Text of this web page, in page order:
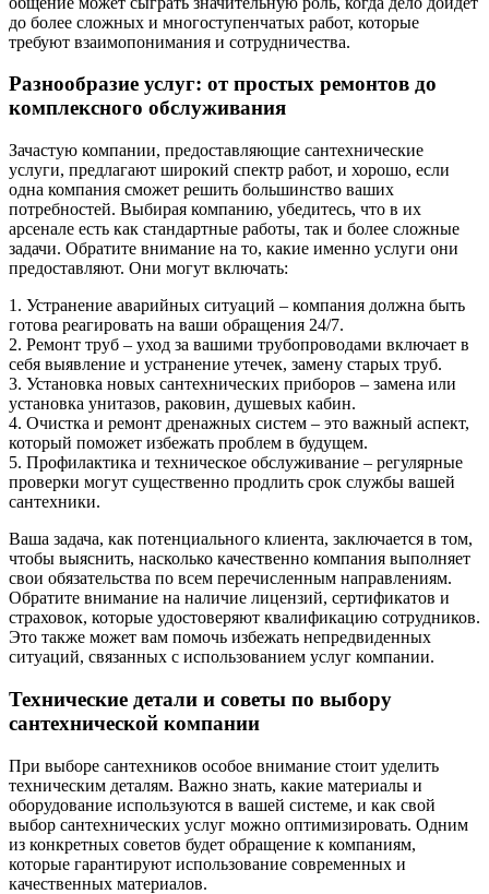
до более сложных и многоступенчатых работ, которые
требуют взаимопонимания и сотрудничества.
Разнообразие услуг: от простых ремонтов до
комплексного обслуживания
Зачастую компании, предоставляющие сантехнические
услуги, предлагают широкий спектр работ, и хорошо, если
одна компания сможет решить большинство ваших
потребностей. Выбирая компанию, убедитесь, что в их
арсенале есть как стандартные работы, так и более сложные
задачи. Обратите внимание на то, какие именно услуги они
предоставляют. Они могут включать:
1. Устранение аварийных ситуаций – компания должна быть
готова реагировать на ваши обращения 24/7.
2. Ремонт труб – уход за вашими трубопроводами включает в
себя выявление и устранение утечек, замену старых труб.
3. Установка новых сантехнических приборов – замена или
установка унитазов, раковин, душевых кабин.
4. Очистка и ремонт дренажных систем – это важный аспект,
который поможет избежать проблем в будущем.
5. Профилактика и техническое обслуживание – регулярные
проверки могут существенно продлить срок службы вашей
сантехники.
Ваша задача, как потенциального клиента, заключается в том,
чтобы выяснить, насколько качественно компания выполняет
свои обязательства по всем перечисленным направлениям.
Обратите внимание на наличие лицензий, сертификатов и
страховок, которые удостоверяют квалификацию сотрудников.
Это также может вам помочь избежать непредвиденных
ситуаций, связанных с использованием услуг компании.
Технические детали и советы по выбору
сантехнической компании
При выборе сантехников особое внимание стоит уделить
техническим деталям. Важно знать, какие материалы и
оборудование используются в вашей системе, и как свой
выбор сантехнических услуг можно оптимизировать. Одним
из конкретных советов будет обращение к компаниям,
которые гарантируют использование современных и
качественных материалов.